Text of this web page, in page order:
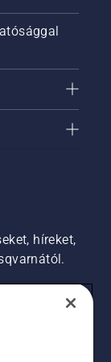
híreket,